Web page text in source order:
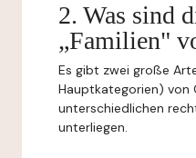
2. Was sind
„Familien"
Es gibt zwei große
Hauptkategorien) von
unterschiedlichen
unterliegen.